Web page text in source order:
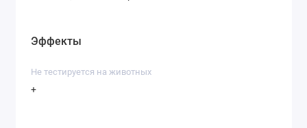
Эффекты
Не тестируется на животных
+